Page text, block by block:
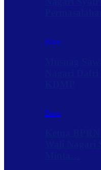
Baru
Baru